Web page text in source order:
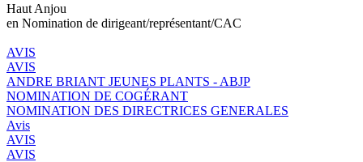
Haut Anjou
en Nomination de dirigeant/représentant/CAC
AVIS
AVIS
ANDRE BRIANT JEUNES PLANTS - ABJP
NOMINATION DE COGÉRANT
NOMINATION DES DIRECTRICES GENERALES
Avis
AVIS
AVIS